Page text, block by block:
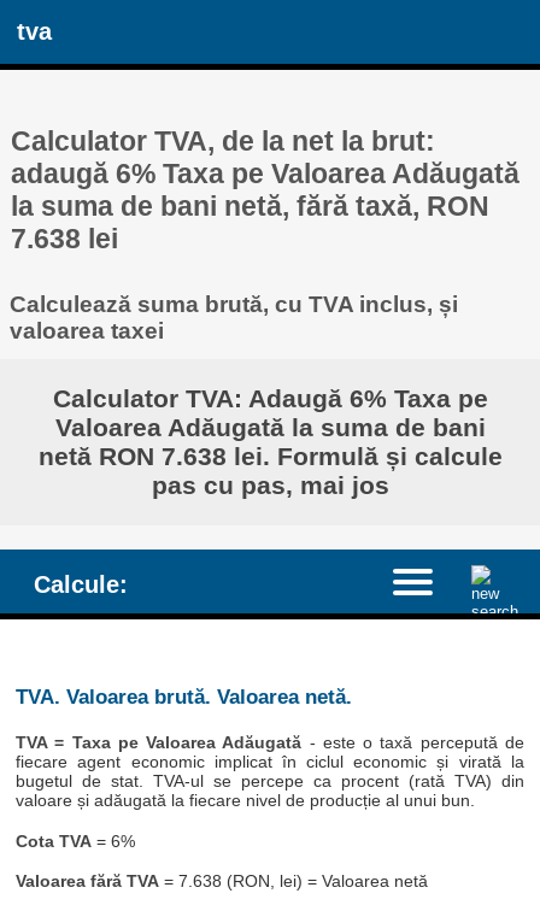
tva
Calculator TVA, de la net la brut:
adaugă 6% Taxa pe Valoarea Adăugată
la suma de bani netă, fără taxă, RON
7.638 lei
Calculează suma brută, cu TVA inclus, și
valoarea taxei
Calculator TVA: Adaugă 6% Taxa pe
Valoarea Adăugată la suma de bani
netă RON 7.638 lei. Formulă și calcule
pas cu pas, mai jos
Calcule:
TVA. Valoarea brută. Valoarea netă.
TVA = Taxa pe Valoarea Adăugată - este o taxă percepută de
fiecare agent economic implicat în ciclul economic și virată la
bugetul de stat. TVA-ul se percepe ca procent (rată TVA) din
valoare și adăugată la fiecare nivel de producție al unui bun.
Cota TVA = 6%
Valoarea fără TVA = 7.638 (RON, lei) = Valoarea netă